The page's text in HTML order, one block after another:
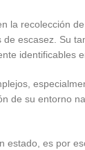
la recolección
escasez. Su
identificables
de su entorno
es por